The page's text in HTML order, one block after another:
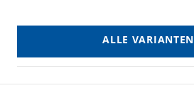
ALLE VARIANTEN